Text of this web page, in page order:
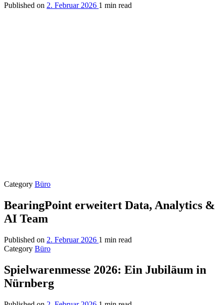
Published on 2. Februar 2026 1 min read
Category Büro
BearingPoint erweitert Data, Analytics &
AI Team
Published on 2. Februar 2026 1 min read
Category Büro
Spielwarenmesse 2026: Ein Jubiläum in
Nürnberg